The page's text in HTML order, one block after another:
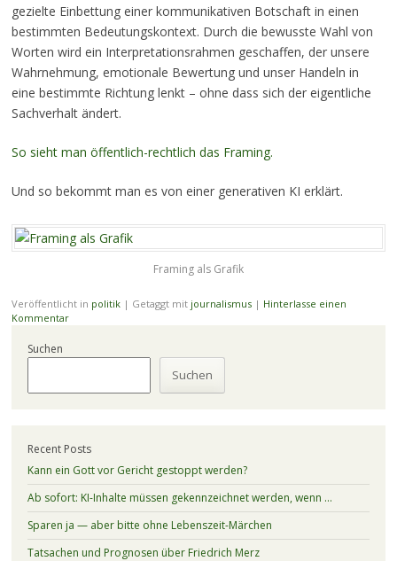
gezielte Einbettung einer kommunikativen Botschaft in einen
bestimmten Bedeutungskontext. Durch die bewusste Wahl von
Worten wird ein Interpretationsrahmen geschaffen, der unsere
Wahrnehmung, emotionale Bewertung und unser Handeln in
eine bestimmte Richtung lenkt – ohne dass sich der eigentliche
Sachverhalt ändert.
So sieht man öffentlich-rechtlich das Framing.
Und so bekommt man es von einer generativen KI erklärt.
Framing als Grafik
Veröffentlicht in politik | Getaggt mit journalismus | Hinterlasse einen
Kommentar
Suchen
Suchen
Recent Posts
Kann ein Gott vor Gericht gestoppt werden?
Ab sofort: KI-Inhalte müssen gekennzeichnet werden, wenn …
Sparen ja — aber bitte ohne Lebenszeit-Märchen
Tatsachen und Prognosen über Friedrich Merz